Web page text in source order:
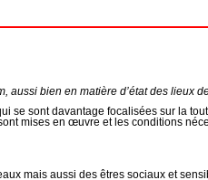
bien en matière d’état des lieux
se sont davantage focalisées sur la
mises en œuvre et les conditions
mais aussi des êtres sociaux et